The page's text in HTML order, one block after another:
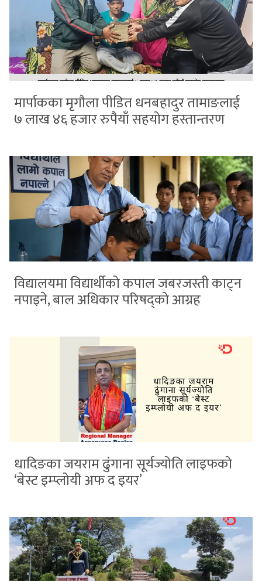
मार्पाकका मृगौला पीडित धनबहादुर तामाङलाई
७ लाख ४६ हजार रुपैयाँ सहयोग हस्तान्तरण
विद्यालयमा विद्यार्थीको कपाल जबरजस्ती काट्न
नपाइने, बाल अधिकार परिषद्को आग्रह
धादिङका जयराम ढुंगाना सूर्यज्योति लाइफको
‘बेस्ट इम्प्लोयी अफ द इयर’